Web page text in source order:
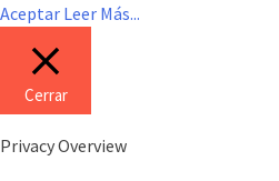
Aceptar Leer Más...
Cerrar
Privacy Overview